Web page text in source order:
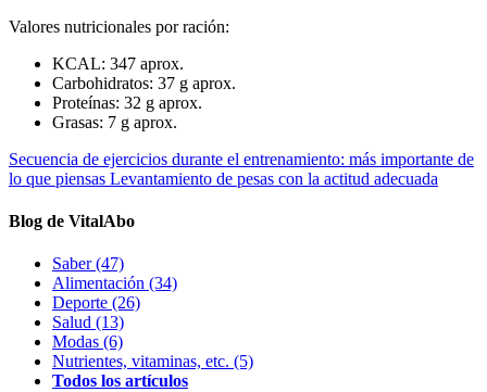
Valores nutricionales por ración:
KCAL: 347 aprox.
Carbohidratos: 37 g aprox.
Proteínas: 32 g aprox.
Grasas: 7 g aprox.
Secuencia de ejercicios durante el entrenamiento: más importante de
lo que piensas Levantamiento de pesas con la actitud adecuada
Blog de VitalAbo
Saber(47)
Alimentación (34)
Deporte (26)
Salud (13)
Modas (6)
Nutrientes, vitaminas, etc. (5)
Todos los artículos